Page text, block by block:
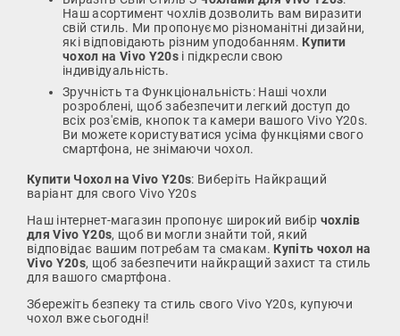
Наш асортимент чохлів дозволить вам виразити
свій стиль. Ми пропонуємо різноманітні дизайни,
які відповідають різним уподобанням. Купити
чохол на Vivo Y20s і підкресли свою
індивідуальність.
Зручність та Функціональність: Наші чохли
розроблені, щоб забезпечити легкий доступ до
всіх роз'ємів, кнопок та камери вашого Vivo Y20s.
Ви можете користуватися усіма функціями свого
смартфона, не знімаючи чохол.
Купити Чохол на Vivo Y20s: Виберіть Найкращий
варіант для свого Vivo Y20s
Наш інтернет-магазин пропонує широкий вибір чохлів
для Vivo Y20s, щоб ви могли знайти той, який
відповідає вашим потребам та смакам. Купіть чохол на
Vivo Y20s, щоб забезпечити найкращий захист та стиль
для вашого смартфона.
Збережіть безпеку та стиль свого Vivo Y20s, купуючи
чохол вже сьогодні!